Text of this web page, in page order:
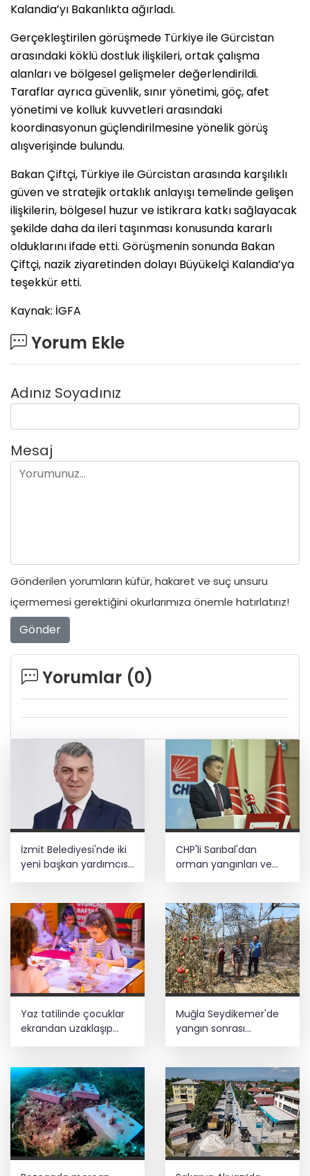
Kalandia’yı Bakanlıkta ağırladı.
Gerçekleştirilen görüşmede Türkiye ile Gürcistan
arasındaki köklü dostluk ilişkileri, ortak çalışma
alanları ve bölgesel gelişmeler değerlendirildi.
Taraflar ayrıca güvenlik, sınır yönetimi, göç, afet
yönetimi ve kolluk kuvvetleri arasındaki
koordinasyonun güçlendirilmesine yönelik görüş
alışverişinde bulundu.
Bakan Çiftçi, Türkiye ile Gürcistan arasında karşılıklı
güven ve stratejik ortaklık anlayışı temelinde gelişen
ilişkilerin, bölgesel huzur ve istikrara katkı sağlayacak
şekilde daha da ileri taşınması konusunda kararlı
olduklarını ifade etti. Görüşmenin sonunda Bakan
Çiftçi, nazik ziyaretinden dolayı Büyükelçi Kalandia’ya
teşekkür etti.
Kaynak: İGFA
Yorum Ekle
Adınız Soyadınız
Mesaj
Gönderilen yorumların küfür, hakaret ve suç unsuru
içermemesi gerektiğini okurlarımıza önemle hatırlatırız!
Gönder
Yorumlar (0)
İzmit Belediyesi'nde iki
yeni başkan yardımcısı
göreve başladı
CHP'li Sarıbal'dan
orman yangınları ve
tarım politikalarına
Yaz tatilinde çocuklar
ekrandan uzaklaşıp
Muğla Seydikemer'de
yangın sonrası